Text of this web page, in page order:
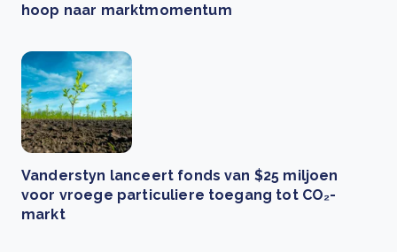
hoop naar marktmomentum
Vanderstyn lanceert fonds van $25 miljoen
voor vroege particuliere toegang tot CO₂-
markt